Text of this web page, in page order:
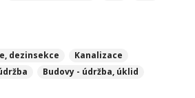
dezinsekce
Kanalizace
Budovy - údržba, úklid